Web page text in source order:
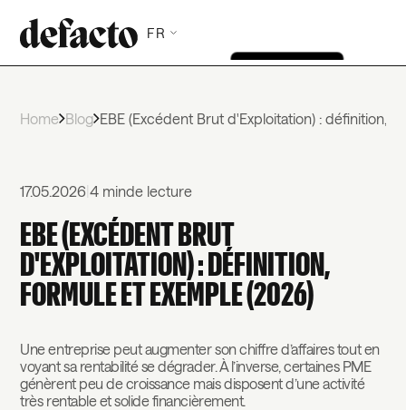
FR
Home Blog EBE (Excédent Brut d'Exploitation) : définition,
17.05.2026 |4 minde lecture
EBE (EXCÉDENT BRUT
D'EXPLOITATION) : DÉFINITION,
FORMULE ET EXEMPLE (2026)
Une entreprise peut augmenter son chiffre d’affaires tout en
voyant sa rentabilité se dégrader. À l’inverse, certaines PME
génèrent peu de croissance mais disposent d’une activité
très rentable et solide financièrement.